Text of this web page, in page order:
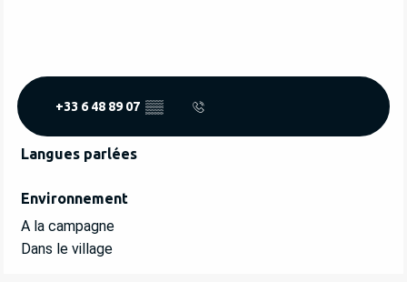
+33 6 48 89 07 ▒▒
Langues parlées
Langues parlées
Environnement
Environnement
A la campagne
Dans le village